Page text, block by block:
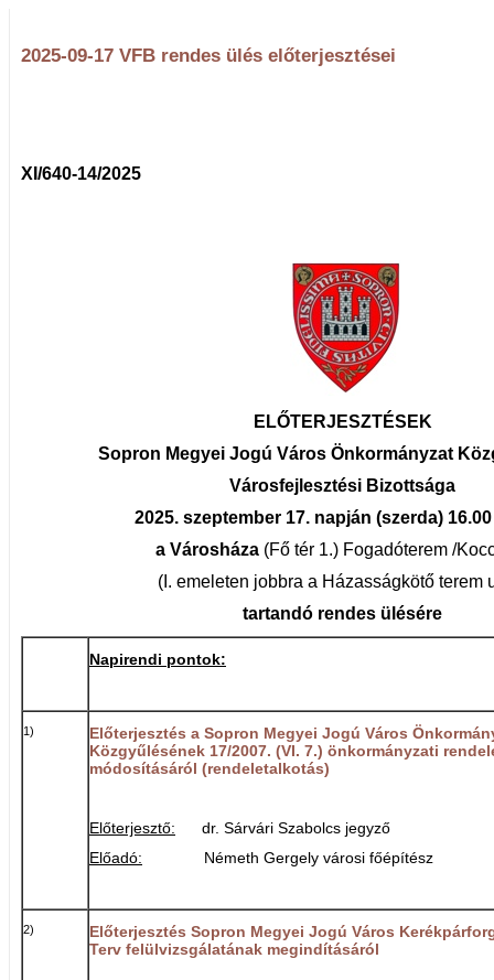
2025-09-17 VFB rendes ülés előterjesztései
XI/640-14/2025
ELŐTERJESZTÉSEK
Sopron Megyei Jogú Város Önkormányzat
Városfejlesztési Bizottsága
2025. szeptember 17. napján (szerda)
a Városháza (Fő tér 1.) Fogadóterem /
(I. emeleten jobbra a Házasságkötő terem
tartandó rendes ülésére
Napirendi pontok:
1)
Előterjesztés a Sopron Megyei Jogú Város
Közgyűlésének 17/2007. (VI. 7.) önkormányzati
módosításáról (rendeletalkotás)
Előterjesztő: dr. Sárvári Szabolcs jegyző
Előadó: Németh Gergely városi főépítész
2)
Előterjesztés Sopron Megyei Jogú Város
Terv felülvizsgálatának megindításáról